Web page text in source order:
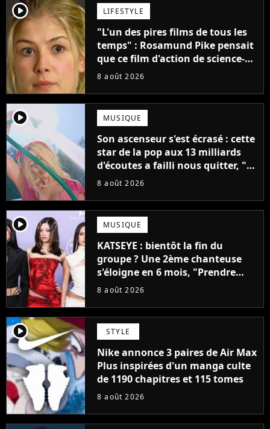
player2 LIFESTYLE
"L'un des pires films de tous les
temps" : Rosamund Pike pensait
que ce film d'action de science-
fiction avec Dwayne Johnson
8 août 2026
player2 MUSIQUE
Son ascenseur s'est écrasé : cette
star de la pop aux 13 milliards
d'écoutes a failli nous quitter, "Je
pensais ne plus jamais chanter"
8 août 2026
player2 MUSIQUE
KATSEYE : bientôt la fin du
groupe ? Une 2ème chanteuse
s'éloigne en 6 mois, "Prendre
cette décision n’a pas été facile"
8 août 2026
player2 STYLE
Nike annonce 3 paires de Air Max
Plus inspirées d'un manga culte
de 1190 chapitres et 115 tomes
8 août 2026